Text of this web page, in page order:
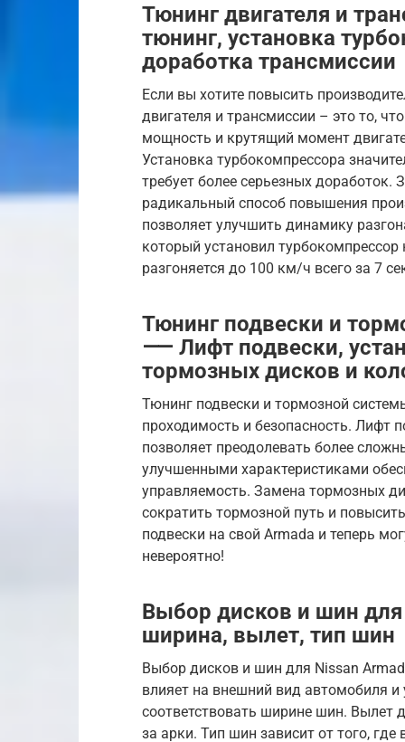
Тюнинг двигателя и
тюнинг, установка
доработка трансмиссии
Если вы хотите повысить
двигателя и трансмиссии – это то,
мощность и крутящий момент
Установка турбокомпрессора
требует более серьезных
радикальный способ повышения
позволяет улучшить динамику
который установил
разгоняется до 100 км/ч всего за 7
Тюнинг подвески и
⸺ Лифт подвески,
тормозных дисков и
Тюнинг подвески и тормозной
проходимость и безопасность. Лифт
позволяет преодолевать более
улучшенными характеристиками
управляемость. Замена тормозных
сократить тормозной путь и
подвески на свой Armada и теперь
невероятно!
Выбор дисков и шин
ширина, вылет, тип шин
Выбор дисков и шин для Nissan
влияет на внешний вид автомобиля
соответствовать ширине шин. Вылет
за арки. Тип шин зависит от того,